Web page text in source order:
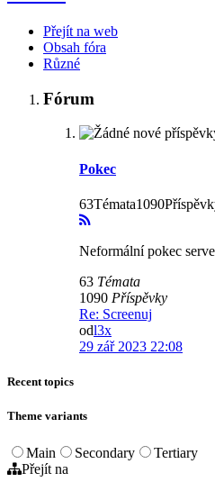
Přejít na web
Obsah fóra
Různé
Fórum
Pokec
Neformální pokec
63 Témata
1090 Příspěvky
Re: Screenuj
odl3x
29 zář 2023 22:08
Recent topics
Theme variants
Main Secondary
Tertiary
Přejít na